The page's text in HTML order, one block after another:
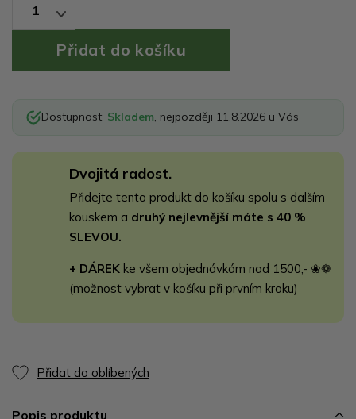
1
Dostupnost: Skladem, nejpozději 11.8.2026 u Vás
Dvojitá radost.
Přidejte tento produkt do košíku spolu s dalším
kouskem a druhý nejlevnější máte s 40 %
SLEVOU.
+ DÁREK ke všem objednávkám nad 1500,- ❀❁
(možnost vybrat v košíku při prvním kroku)
Přidat do oblíbených
Popis produktu